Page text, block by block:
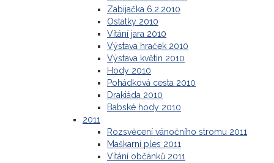
Zabijačka 6.2.2010
Ostatky 2010
Vítání jara 2010
Výstava hraček 2010
Výstava květin 2010
Hody 2010
Pohádková cesta 2010
Drakiáda 2010
Babské hody 2010
2011
Rozsvěcení vánočního stromu 2011
Maškarní ples 2011
Vítání občánků 2011